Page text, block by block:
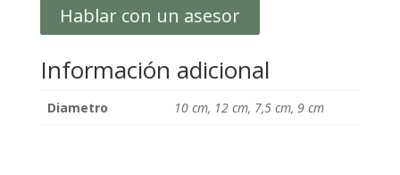
Hablar con un asesor
Información adicional
Diametro 10 cm, 12 cm, 7,5 cm, 9 cm